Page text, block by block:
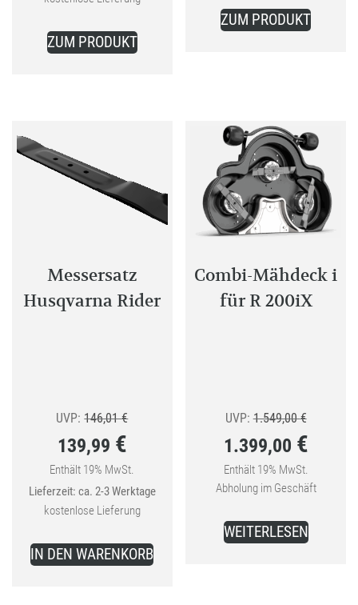
129,99 €.
ZUM PRODUKT
ist:
259,00 €.
ZUM PRODUKT
Messersatz
Husqvarna Rider
UVP: 146,01€Ursprünglicher
war:
146,01 €
139,99 €
Aktueller
Preis
139,99 €.
Enthält 19% MwSt.
Lieferzeit: ca. 2-3 Werktage
kostenlose Lieferung
IN DEN WARENKORB
Combi-Mähdeck i
für R 200iX
UVP: 1.549,00€
Preis
1.549,00
1.399,00 €
Aktueller
Preis
ist:
1.399,00 €.
Enthält 19% MwSt.
Abholung im Geschäft
WEITERLESEN